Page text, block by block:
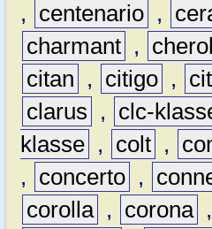
,
centenario ,
charmant ,
citan
, citigo ,
clarus
, clc-
klasse , colt ,
,
concerto ,
corolla , corona ,